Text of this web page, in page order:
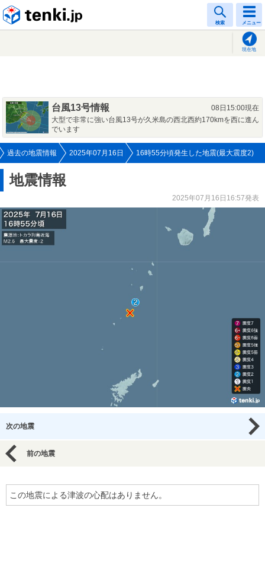
検索 メニュー
現在地
台風13号情報
08日15:00現在
大型で非常に強い台風13号が久米島の西北西約170kmを西に進ん
でいます
過去の地震情報 2025年07月16日 16時55分頃発生した地震(最大震度2)
地震情報
2025年07月16日16:57発表
次の地震
前の地震
この地震による津波の心配はありません。